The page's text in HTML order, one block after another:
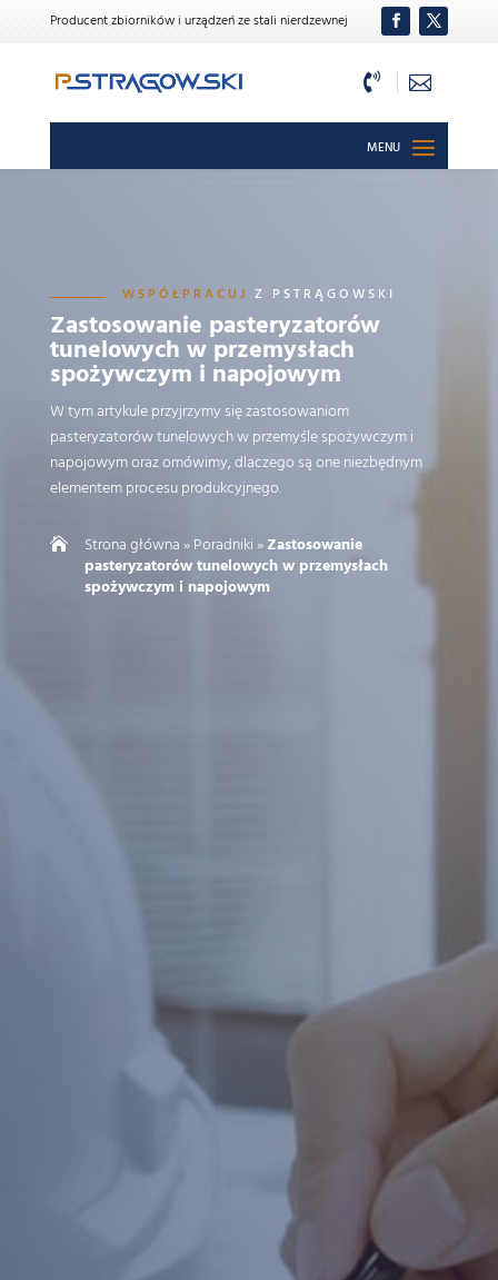
Producent zbiorników i urządzeń ze stali nierdzewnej
 
WSPÓŁPRACUJ Z PSTRĄGOWSKI
Zastosowanie pasteryzatorów
tunelowych w przemysłach
spożywczym i napojowym
W tym artykule przyjrzymy się zastosowaniom
pasteryzatorów tunelowych w przemyśle spożywczym i
napojowym oraz omówimy, dlaczego są one niezbędnym
elementem procesu produkcyjnego.
 Strona główna»Poradniki»Zastosowanie
pasteryzatorów tunelowych w przemysłach
spożywczym i napojowym